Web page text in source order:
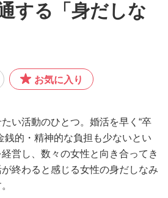
ル
する「身だしな
お気に入り
い活動のひとつ。婚活を早く“卒
銭的・精神的な負担も少ないとい
営し、数々の女性と向き合ってき
終わると感じる女性の身だしなみ